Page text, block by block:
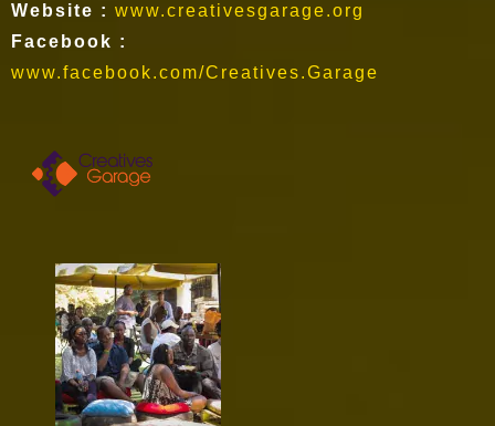
Website : www.creativesgarage.org
Facebook :
www.facebook.com/Creatives.Garage